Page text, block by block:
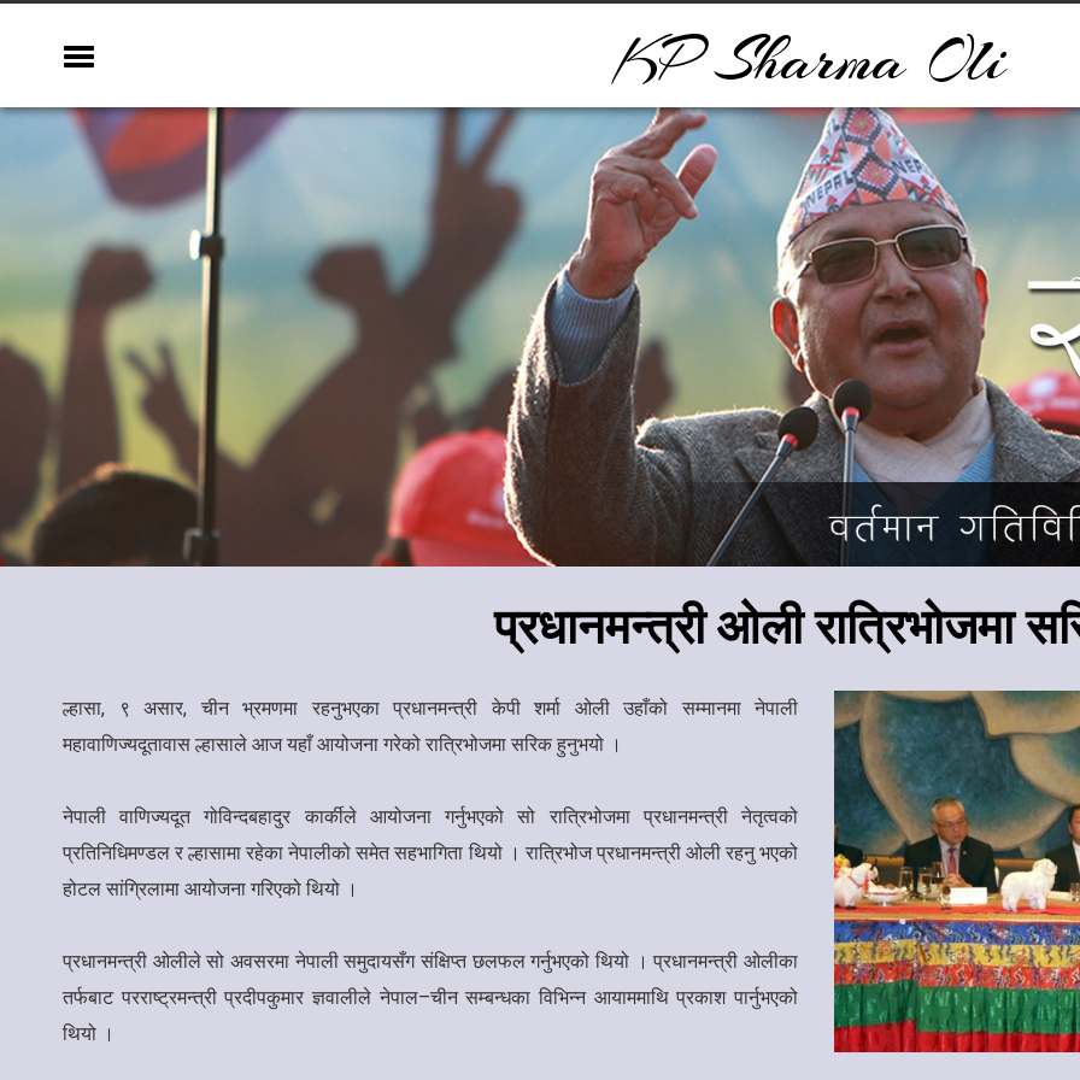
KP Sharma Oli
प्रधानमन्त्री ओली रात्रिभोजमा
ल्हासा, ९ असार, चीन भ्रमणमा रहनुभएका प्रधानमन्त्री केपी शर्मा ओली उहाँको सम्मानमा नेपाली
महावाणिज्यदूतावास ल्हासाले आज यहाँ आयोजना गरेको रात्रिभोजमा सरिक हुनुभयो ।
नेपाली वाणिज्यदूत गोविन्दबहादुर कार्कीले आयोजना गर्नुभएको सो रात्रिभोजमा प्रधानमन्त्री नेतृत्वको
प्रतिनिधिमण्डल र ल्हासामा रहेका नेपालीको समेत सहभागिता थियो । रात्रिभोज प्रधानमन्त्री ओली रहनु भएको
होटल सांग्रिलामा आयोजना गरिएको थियो ।
प्रधानमन्त्री ओलीले सो अवसरमा नेपाली समुदायसँग संक्षिप्त छलफल गर्नुभएको थियो । प्रधानमन्त्री ओलीका
तर्फबाट परराष्ट्रमन्त्री प्रदीपकुमार ज्ञवालीले नेपाल–चीन सम्बन्धका विभिन्न आयाममाथि प्रकाश पार्नुभएको
थियो ।